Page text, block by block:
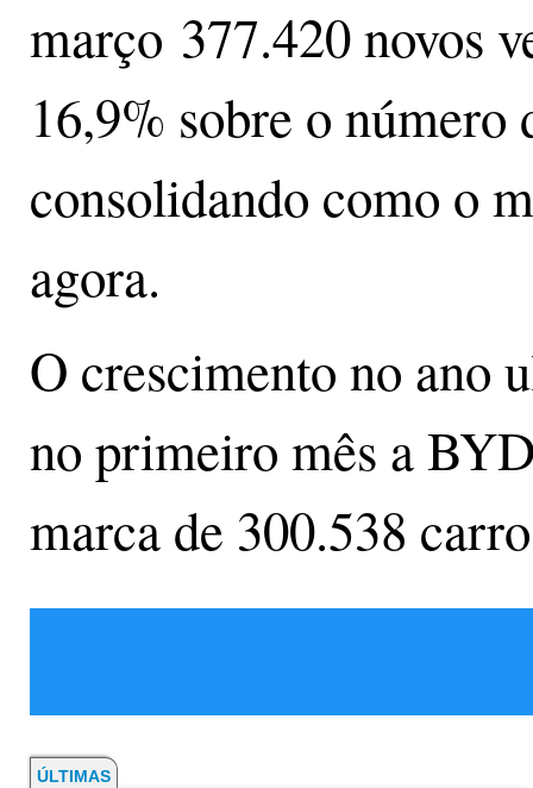
março 377.420 novos
16,9% sobre o número
consolidando como o
agora.
O crescimento no ano
no primeiro mês a
marca de 300.538
ÚLTIMAS